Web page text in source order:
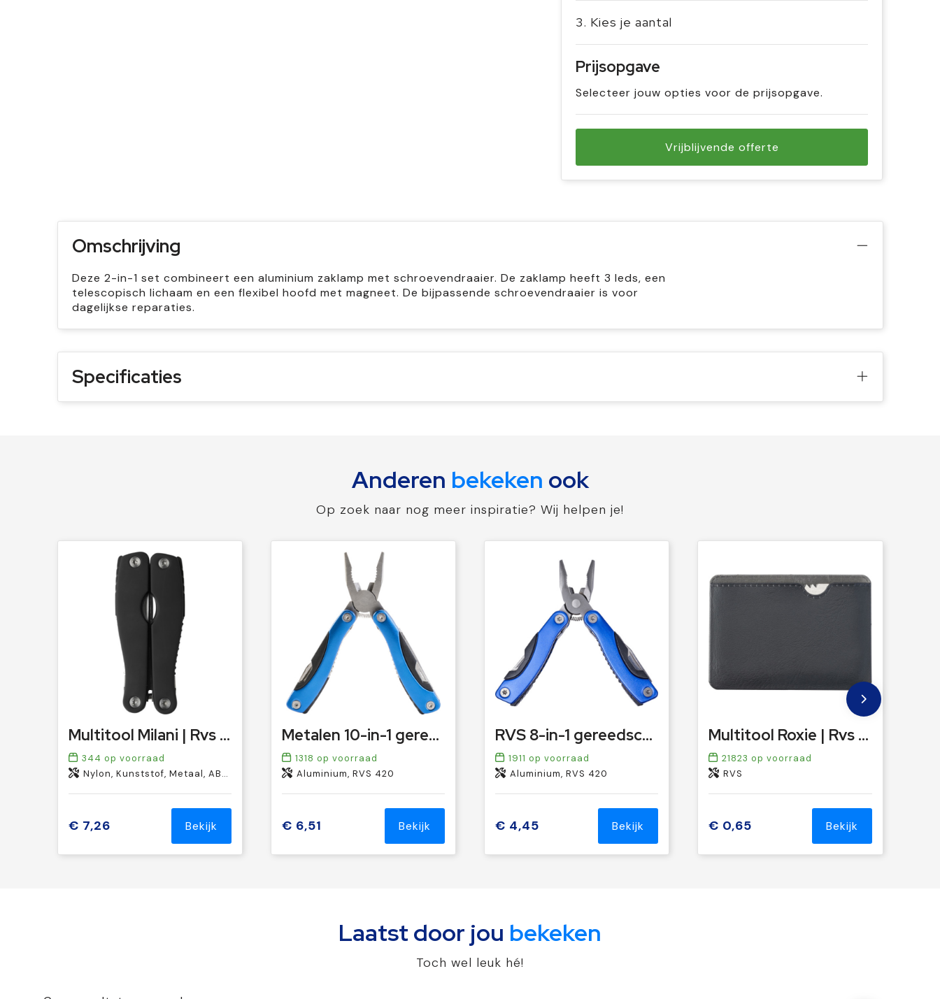
3. Kies je aantal
Prijsopgave
Selecteer jouw opties voor de prijsopgave.
Vrijblijvende offerte
Omschrijving
Deze 2-in-1 set combineert een aluminium zaklamp met schroevendraaier. De zaklamp heeft 3 leds, een
telescopisch lichaam en een flexibel hoofd met magneet. De bijpassende schroevendraaier is voor
dagelijkse reparaties.
Specificaties
Anderen bekeken ook
Op zoek naar nog meer inspiratie? Wij helpen je!
Multitool Milani | Rvs | 10-in-1
344 op voorraad
Nylon, Kunststof, Metaal, ABS, RVS
€ 7,26 Bekijk
Metalen 10-in-1 gereedschapset Céline
1318 op voorraad
Aluminium, RVS 420
€ 6,51 Bekijk
RVS 8-in-1 gereedschapset Julie
1911 op voorraad
Aluminium, RVS 420
€ 4,45 Bekijk
Multitool Roxie | Rvs | 11-in-1
21823 op voorraad
RVS
€ 0,65 Bekijk
Laatst door jou bekeken
Toch wel leuk hé!